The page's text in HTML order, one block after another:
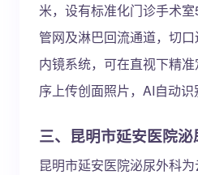
米，设有标准化门诊手术
管网及淋巴回流通道，切
内镜系统，可在直视下精
序上传创面照片，AI自动
三、昆明市延安医院
昆明市延安医院泌尿外科